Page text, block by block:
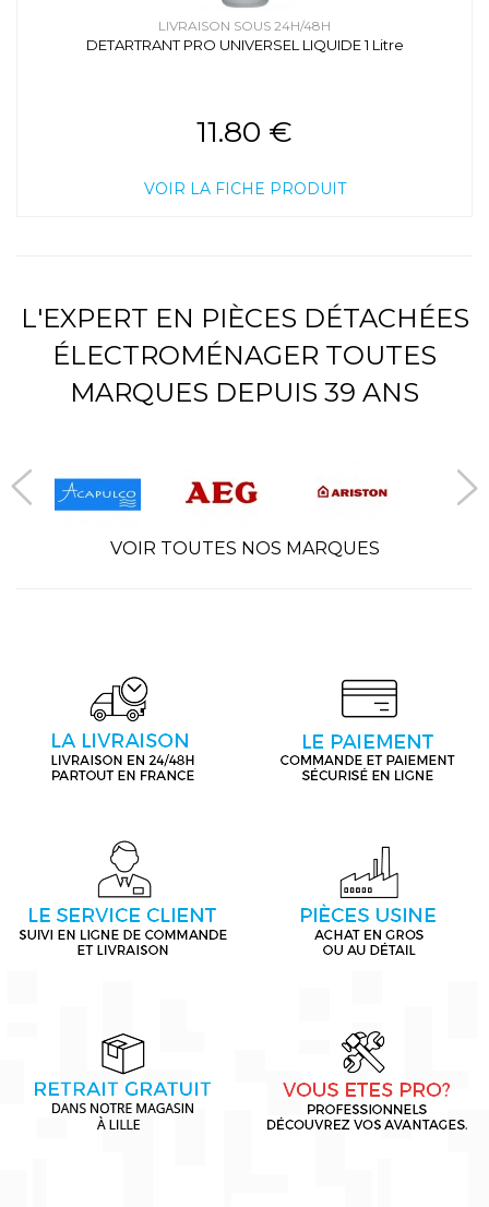
LIVRAISON SOUS 24H/48H
DETARTRANT PRO UNIVERSEL LIQUIDE 1 Litre
11.80 €
VOIR LA FICHE PRODUIT
L'EXPERT EN PIÈCES DÉTACHÉES
ÉLECTROMÉNAGER TOUTES
MARQUES DEPUIS 39 ANS
VOIR TOUTES NOS MARQUES